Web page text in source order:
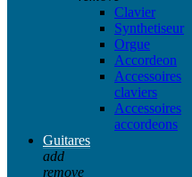
Clavier
Synthetiseur
Orgue
Accordeon
Accessoires
claviers
Accessoires
accordeons
Guitares
add
remove